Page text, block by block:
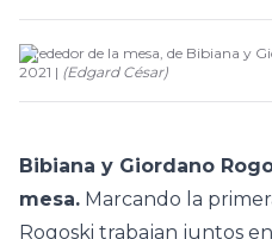
Alrededor de la mesa, de Bibiana y
2021 | (Edgard César)
Bibiana y Giordano
mesa. Marcando la
Rogoski trabajan juntos